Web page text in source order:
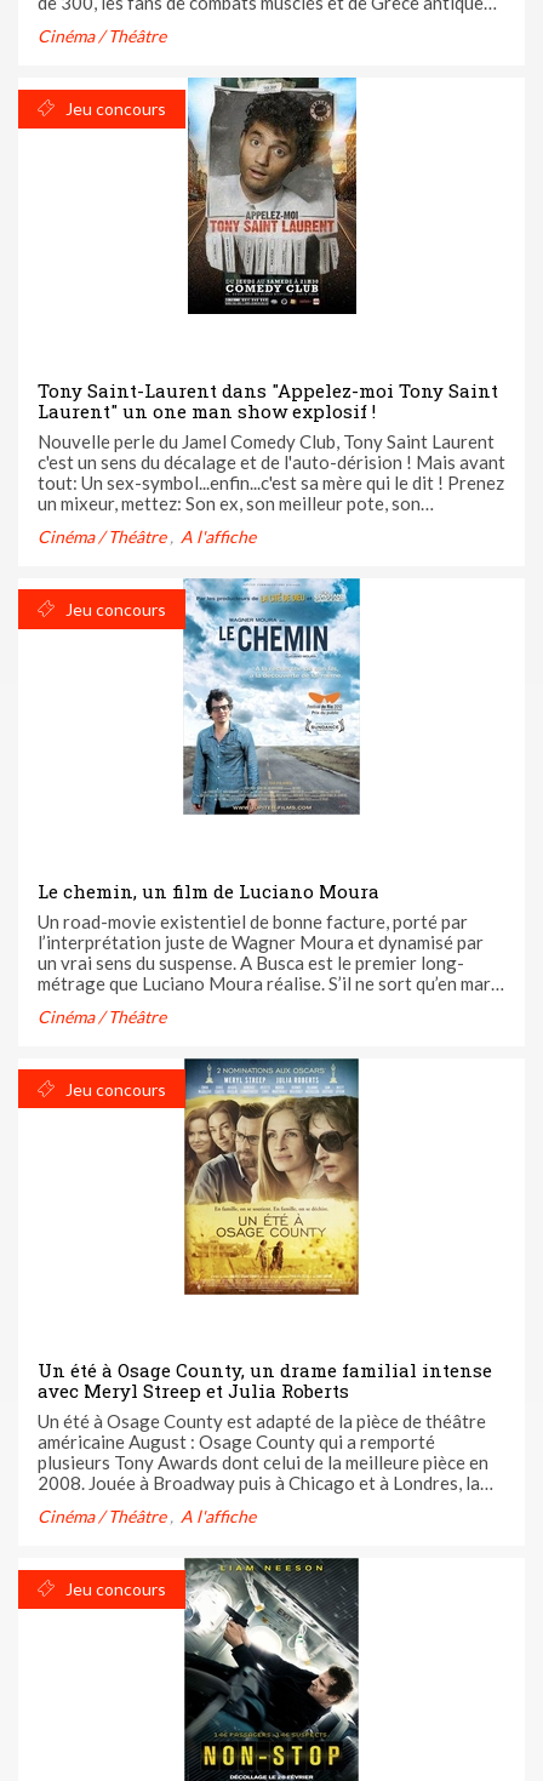
aventure que le successeur de Zack Snyder dévoilera le 5
Cinéma / Théâtre
Jeu concours
Tony Saint-Laurent dans "Appelez-moi Tony Saint
Laurent" un one man show explosif !
Nouvelle perle du Jamel Comedy Club, Tony Saint Laurent
c'est un sens du décalage et de l'auto-dérision ! Mais avant
tout: Un sex-symbol...enfin...c'est sa mère qui le dit ! Prenez
un mixeur, mettez: Son ex, son meilleur pote, son
Cinéma / Théâtre A l'affiche
Jeu concours
Le chemin, un film de Luciano Moura
Un road-movie existentiel de bonne facture, porté par
l’interprétation juste de Wagner Moura et dynamisé par
un vrai sens du suspense. A Busca est le premier long-
métrage que Luciano Moura réalise. S’il ne sort qu’en mars
lui. C’est en 2012 qu’il a été présenté pour la toute ...
Cinéma / Théâtre
Jeu concours
Un été à Osage County, un drame familial intense
avec Meryl Streep et Julia Roberts
Un été à Osage County est adapté de la pièce de théâtre
américaine August : Osage County qui a remporté
plusieurs Tony Awards dont celui de la meilleure pièce en
2008. Jouée à Broadway puis à Chicago et à Londres, la
scénario du film. Le film est nommé aux Bafta dans la
Cinéma / Théâtre A l'affiche
Jeu concours